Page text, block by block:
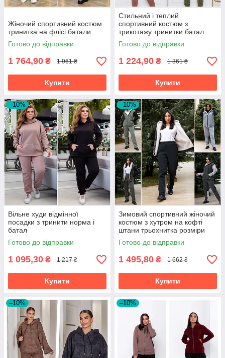
Жіночий спортивний костюм
тринитка на флісі батали
Готово до відправки
1 764,90 ₴ 1 961 ₴
Купити
Стильний і теплий
спортивний костюм з
трикотажу тринитки батал
Готово до відправки
1 224,90 ₴ 1 361 ₴
Купити
–10%
Вільне худи відмінної
посадки з тринити норма і
батал
Готово до відправки
1 095,30 ₴ 1 217 ₴
Купити
–10%
Зимовий спортивний жіночий
костюм з хутром на кофті
штани трьохнитка розміри
батал
Готово до відправки
1 495,80 ₴ 1 662 ₴
Купити
–10% –10%